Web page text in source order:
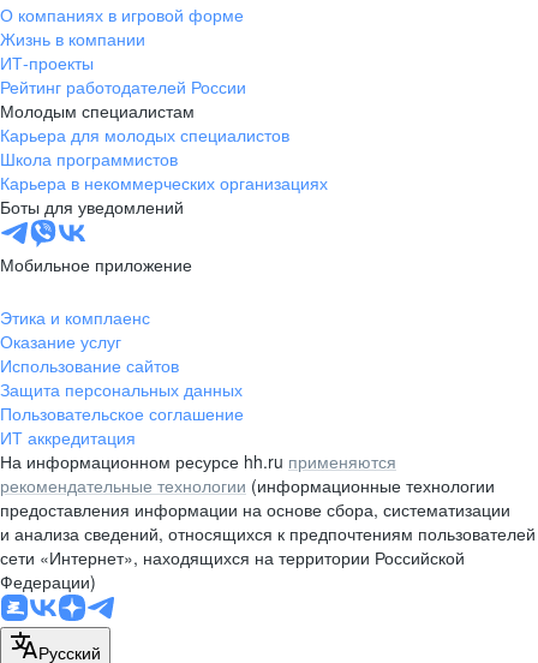
О компаниях в игровой форме
Жизнь в компании
ИТ-проекты
Рейтинг работодателей России
Молодым специалистам
Карьера для молодых специалистов
Школа программистов
Карьера в некоммерческих организациях
Боты для уведомлений
Мобильное приложение
Этика и комплаенс
Оказание услуг
Использование сайтов
Защита персональных данных
Пользовательское соглашение
ИТ аккредитация
На информационном ресурсе hh.ru применяются
рекомендательные технологии (информационные технологии
предоставления информации на основе сбора, систематизации
и анализа сведений, относящихся к предпочтениям пользователей
сети «Интернет», находящихся на территории Российской
Федерации)
Русский